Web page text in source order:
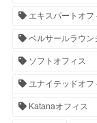
エキスパートオフ
ベルサールラウン
ソフトオフィス
ユナイテッドオフ
Katanaオフィス